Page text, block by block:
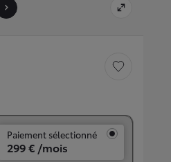
Sauvegarder le
Paiement sélectionné
299 € /mois